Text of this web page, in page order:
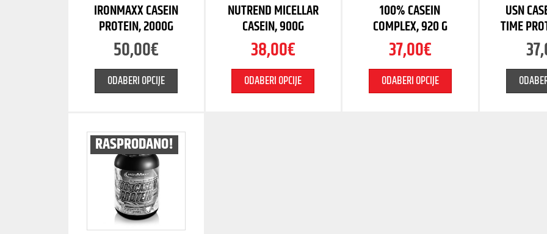
IRONMAXX CASEIN
PROTEIN, 2000G
50,00€
ODABERI OPCIJE
NUTREND MICELLAR
CASEIN, 900G
38,00€
ODABERI OPCIJE
100% CASEIN
COMPLEX, 920 G
37,00€
ODABERI OPCIJE
USN
TIME
RASPRODANO!